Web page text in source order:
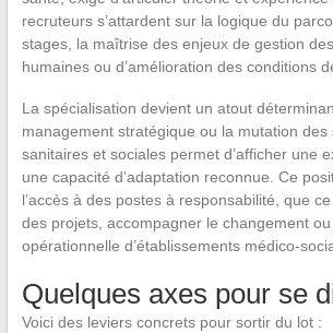
recruteurs s’attardent sur la logique du
stages, la maîtrise des enjeux de gestion
humaines ou d’amélioration des conditions
La spécialisation devient un atout
management stratégique ou la mutation des
sanitaires et sociales permet d’afficher une
une capacité d’adaptation reconnue. Ce
l’accès à des postes à responsabilité, que
des projets, accompagner le changement
opérationnelle d’établissements médico-
Quelques axes pour se
Voici des leviers concrets pour sortir du lot :